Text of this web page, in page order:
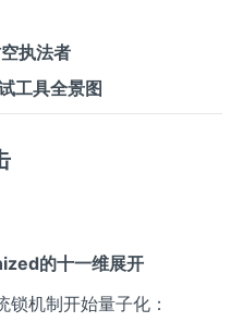
执法者
工具全景图
的十一维展开
机制开始量子化：